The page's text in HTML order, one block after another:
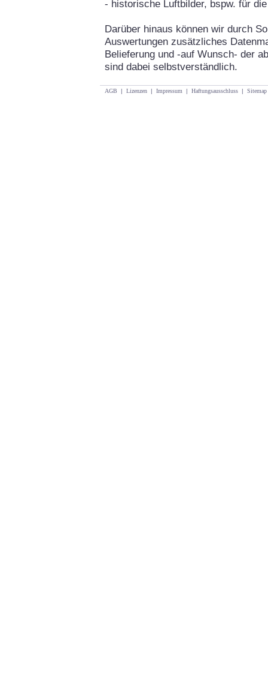
- historische Luftbilder, bspw. für
Darüber hinaus können wir durch
Auswertungen zusätzliches
Belieferung und -auf Wunsch- der
sind dabei selbstverständlich.
AGB | Lizenzen | Impressum | Haftungsausschluss | Sitemap